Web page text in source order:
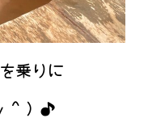
乗りに
＾）♪